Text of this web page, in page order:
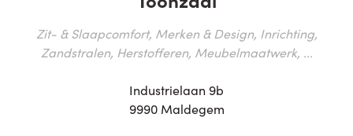
Zit- & Slaapcomfort, Merken & Design, Inrichting,
Zandstralen, Herstofferen, Meubelmaatwerk, ...
Industrielaan 9b
9990 Maldegem